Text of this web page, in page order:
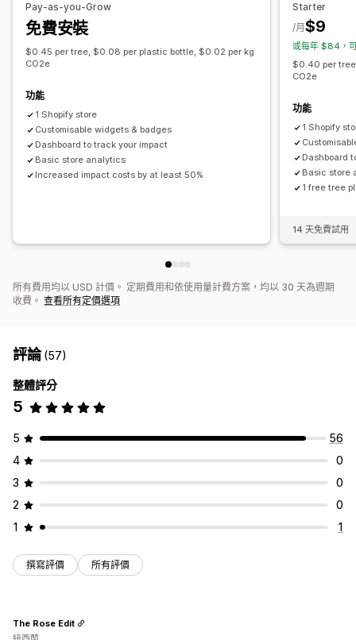
登陸頁面 徽章 即時計數器
電子郵件通知
自訂代碼
Pay-as-you-Grow
免費安裝
$0.45 per tree, $0.08 per plastic bottle, $0.02 per kg
CO2e
功能
1 Shopify store
Customisable widgets & badges
Dashboard to track your impact
Basic store analytics
Increased impact costs by at least 50%
Starter
$9
/月
或每年 $84，
$0.40 per
CO2e
功能
1 Shopify
Dashboard
Basic store
1 free tree
14 天免費試用
所有費用均以 USD 計價。 定期費用和依使用量計費方案，均以 30 天為週期
收費。 查看所有定價選項
評論(57)
整體評分
5
5
56
4
0
3
0
2
0
1
1
撰寫評價 所有評價
The Rose Edit